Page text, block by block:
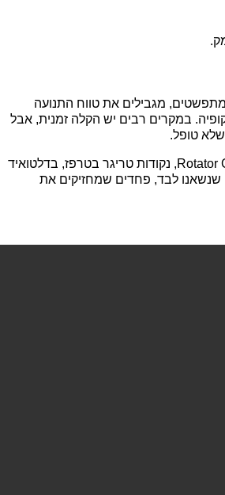
מגבילים את טווח התנועה
במקרים רבים יש הקלה זמנית, אבל
טופל.
בשיטת MDHM אנחנו לא בודקים רק את הכתף. אנחנו בוחנים את הגוף במקביל בארבעה ממדים: הממד הפיזי (מבנה הכתף, השכמה, השרירים העוטפים את ה-Rotator Cuff, נקודות טריגר בטרפז, בדלטואיד
שנשאנו לבד, פחדים שמחזיקים את